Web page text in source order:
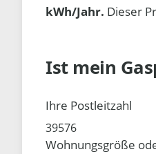
kWh/Jahr. Dieser
Ist mein
Ihre Postleitzahl
Wohnungsgröße